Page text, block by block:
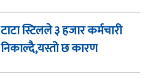
टाटा स्टिलले ३ हजार कर्मचारी
निकाल्दै,यस्तो छ कारण